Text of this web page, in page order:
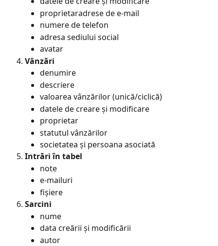
proprietaradrese de e-mail
numere de telefon
adresa sediului social
avatar
Vânzări
denumire
descriere
valoarea vânzărilor (unică/ciclică)
datele de creare și modificare
proprietar
statutul vânzărilor
societatea și persoana asociată
Intrări în tabel
note
e-mailuri
fișiere
Sarcini
nume
data creării și modificării
autor